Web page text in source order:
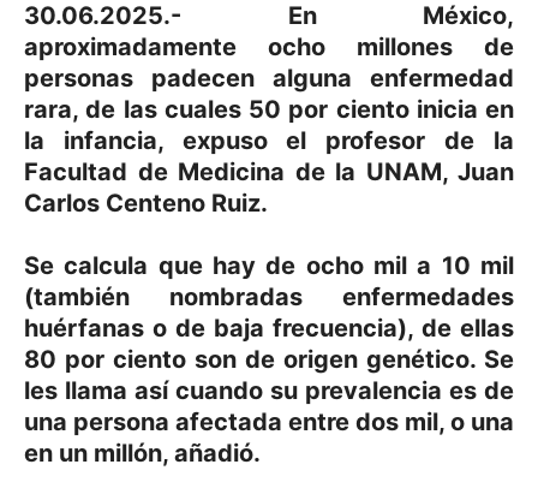
30.06.2025.- En México,
aproximadamente ocho millones de
personas padecen alguna enfermedad
rara, de las cuales 50 por ciento inicia en
la infancia, expuso el profesor de la
Facultad de Medicina de la UNAM, Juan
Carlos Centeno Ruiz.
Se calcula que hay de ocho mil a 10 mil
(también nombradas enfermedades
huérfanas o de baja frecuencia), de ellas
80 por ciento son de origen genético. Se
les llama así cuando su prevalencia es de
una persona afectada entre dos mil, o una
en un millón, añadió.